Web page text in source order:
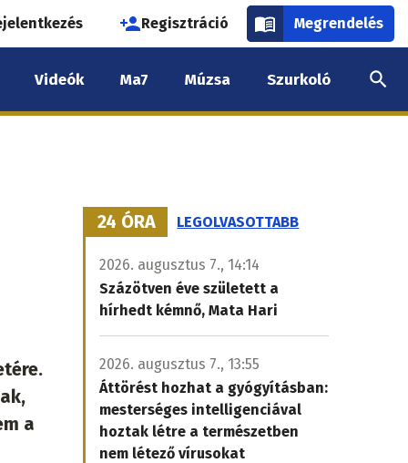
Regisztráció Megrendelés
Videók Ma7 Múzsa Szurkoló
a
24 ÓRA LEGOLVASOTTABB
2026. augusztus 7., 14:14
Százötven éve született a
hírhedt kémnő, Mata Hari
2026. augusztus 7., 13:55
Áttörést hozhat a gyógyításban:
mesterséges intelligenciával
hoztak létre a természetben
nem létező vírusokat